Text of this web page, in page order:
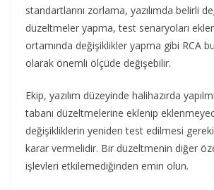
standartlarını zorlama, yazılımda belirli
düzeltmeler yapma, test senaryoları
ortamında değişiklikler yapma gibi RCA
olarak önemli ölçüde değişebilir.
Ekip, yazılım düzeyinde halihazırda
tabanı düzeltmelerine eklenip
değişikliklerin yeniden test edilmesi
karar vermelidir. Bir düzeltmenin diğer
işlevleri etkilemediğinden emin olun.